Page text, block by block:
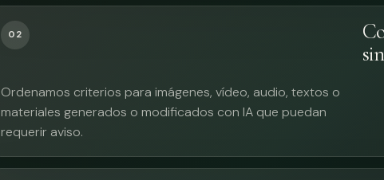
02
Ordenamos criterios para imágenes, vídeo, audio, textos o
materiales generados o modificados con IA que puedan
requerir aviso.